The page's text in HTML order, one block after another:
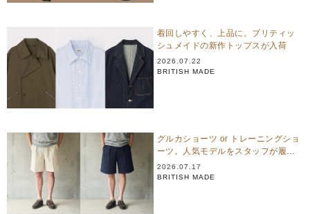
着回しやすく、上品に。ブリティッ
シュメイドの新作トップスが入荷
2026.07.22
BRITISH MADE
グルカショーツ or トレーニングショ
ーツ。人気モデルをスタッフが履き
比べ
2026.07.17
BRITISH MADE